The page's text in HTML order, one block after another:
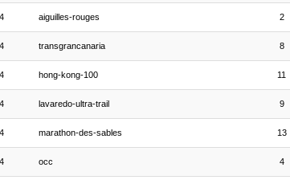
aiguilles-rouges 2
transgrancanaria 8
hong-kong-100 11
lavaredo-ultra-trail 9
marathon-des-sables 13
occ 4